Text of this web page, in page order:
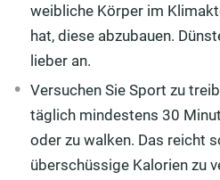
weibliche Körper im
hat, diese abzubauen.
lieber an.
Versuchen Sie Sport zu
täglich mindestens 30
oder zu walken. Das reicht
überschüssige Kalorien zu